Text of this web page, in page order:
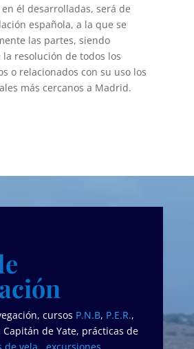
él desarrolladas, será de
española, a la que se
las partes, siendo
resolución de todos los
o relacionados con su uso los
más cercanos a Madrid.
cursos P.N.B, P.E.R.,
Capitán de Yate, prácticas de